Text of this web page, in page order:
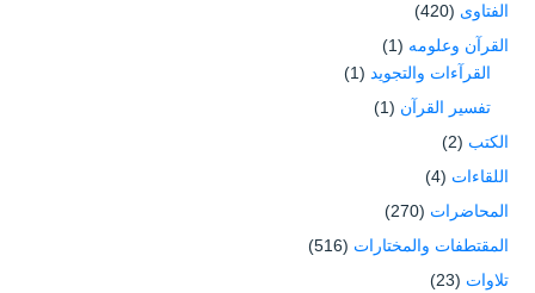
الفتاوى (420)
القرآن وعلومه (1)
القرآءات والتجويد (1)
تفسير القرآن (1)
الكتب (2)
اللقاءات (4)
المحاضرات (270)
المقتطفات والمختارات (516)
تلاوات (23)